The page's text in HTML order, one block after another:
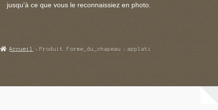
Actualités
Echanges et contacts
jusqu'à ce que vous le reconnaissiez en photo.
Accueil Produit Forme_du_chapeau applati